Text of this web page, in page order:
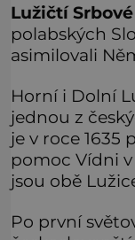
Lužičtí Srbové
polabských
asimilovali
Horní i Dolní
jednou z
je v roce 1635
pomoc Vídni
jsou obě
Po první